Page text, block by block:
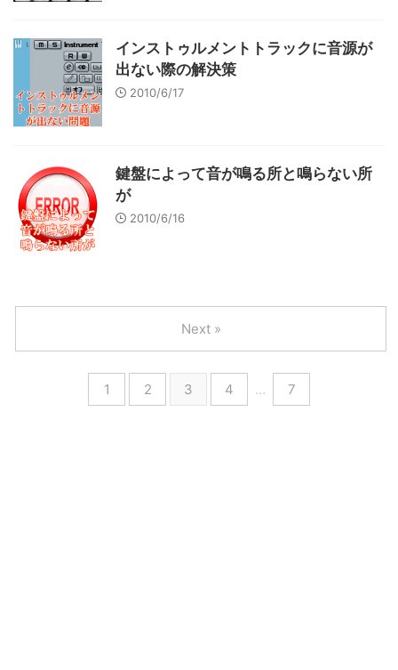
インストゥルメントトラックに音源が
出ない際の解決策
2010/6/17
鍵盤によって音が鳴る所と鳴らない所
が
2010/6/16
1 2 3 4 … 7
Next »